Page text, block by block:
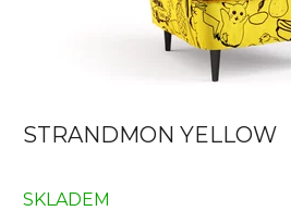
STRANDMON YELLOW
SKLADEM